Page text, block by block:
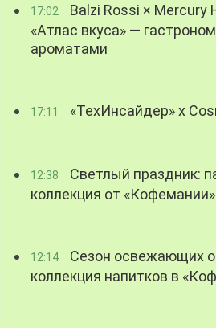
17:02
Balzi Rossi × Mercury
«Атлас вкуса» —
ароматами
17:11 «ТехИнсайдер» х
12:38
Светлый праздник:
коллекция от «Кофемании»
12:14
Сезон освежающих
коллекция напитков в